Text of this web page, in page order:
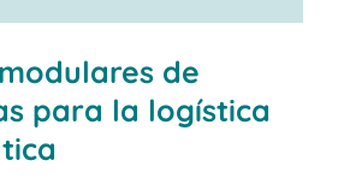
de
para la logística